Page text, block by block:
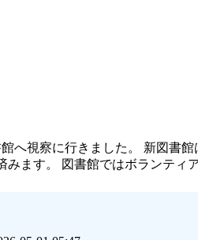
へ視察に行きました。 新図書
ます。 図書館ではボランティ